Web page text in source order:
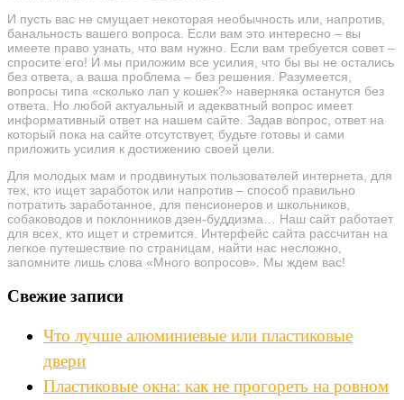
И пусть вас не смущает некоторая необычность или, напротив,
банальность вашего вопроса. Если вам это интересно – вы
имеете право узнать, что вам нужно. Если вам требуется совет –
спросите его! И мы приложим все усилия, что бы вы не остались
без ответа, а ваша проблема – без решения. Разумеется,
вопросы типа «сколько лап у кошек?» наверняка останутся без
ответа. Но любой актуальный и адекватный вопрос имеет
информативный ответ на нашем сайте. Задав вопрос, ответ на
который пока на сайте отсутствует, будьте готовы и сами
приложить усилия к достижению своей цели.
Для молодых мам и продвинутых пользователей интернета, для
тех, кто ищет заработок или напротив – способ правильно
потратить заработанное, для пенсионеров и школьников,
собаководов и поклонников дзен-буддизма… Наш сайт работает
для всех, кто ищет и стремится. Интерфейс сайта рассчитан на
легкое путешествие по страницам, найти нас несложно,
запомните лишь слова «Много вопросов». Мы ждем вас!
Свежие записи
Что лучше алюминиевые или пластиковые
двери
Пластиковые окна: как не прогореть на ровном